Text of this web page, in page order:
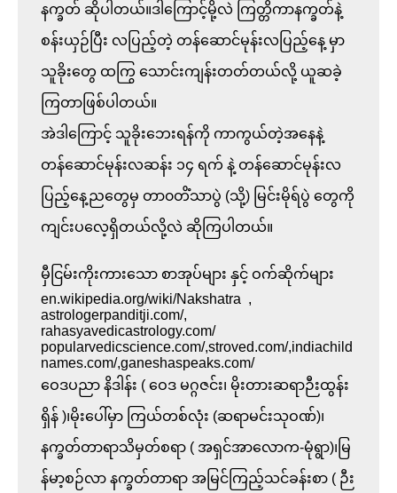
နက္ခတ် ဆိုပါတယ်။ဒါကြောင့်မို့လဲ ကြတ္တိကာနက္ခတ်နဲ့
စန်းယှဉ်ပြီး လပြည့်တဲ့ တန်ဆောင်မုန်းလပြည့်နေ့ မှာ
သူခိုးတွေ ထကြွ သောင်းကျန်းတတ်တယ်လို့ ယူဆခဲ့
ကြတာဖြစ်ပါတယ်။
အဲဒါကြောင့် သူခိုးဘေးရန်ကို ကာကွယ်တဲ့အနေနဲ့
တန်ဆောင်မုန်းလဆန်း ၁၄ ရက် နဲ့ တန်ဆောင်မုန်းလ
ပြည့်နေ့ညတွေမှ တာ၀တိံသာပွဲ (သို့) မြင်းမိုရ်ပွဲ တွေကို
ကျင်းပလေ့ရှိတယ်လို့လဲ ဆိုကြပါတယ်။
မှီငြမ်းကိုးကားသော စာအုပ်များ နှင့် ဝက်ဆိုက်များ
en.wikipedia.org/wiki/Nakshatra  ,
astrologerpanditji.com/,
rahasyavedicastrology.com/
popularvedicscience.com/,stroved.com/,indiachild
names.com/,ganeshaspeaks.com/
ဝေဒပညာ နိဒါန်း ( ဝေဒ မဂ္ဂဇင်း၊ မိုးတားဆရာဉီးထွန်း
ရှိန် )၊မိုးပေါ်မှာ ကြယ်တစ်လုံး (ဆရာမင်းသုဝဏ်)၊
နက္ခတ်တာရာသိမှတ်စရာ ( အရှင်အာလောက-မုံရွာ)၊မြ
န်မာ့စဉ်လာ နက္ခတ်တာရာ အမြင်ကြည့်သင်ခန်းစာ ( ဉီး